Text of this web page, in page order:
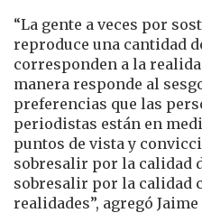
“La gente a veces por
reproduce una cantidad
corresponden a la
manera responde al
preferencias que las
periodistas están en
puntos de vista y
sobresalir por la calidad
sobresalir por la calidad
realidades”, agregó